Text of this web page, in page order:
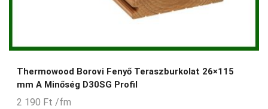
Thermowood Borovi Fenyő Teraszburkolat 26×115
mm A Minőség D30SG Profil
2 190 Ft /fm